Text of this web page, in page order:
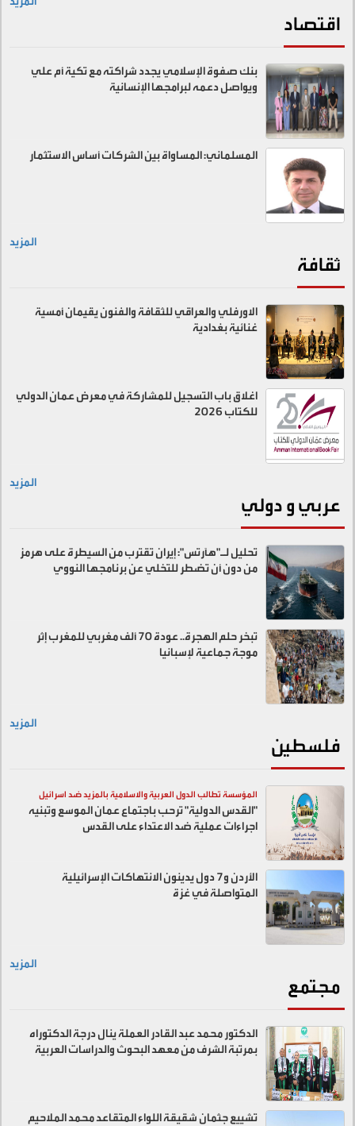
اقتصاد
بنك صفوة الإسلامي يجدد شراكته مع تكية أم علي
ويواصل دعمه لبرامجها الإنسانية
المسلماني: المساواة بين الشركات أساس الاستثمار
المزيد
ثقافة
الاورفلي والعراقي للثقافة والفنون يقيمان أمسية
غنائية بغدادية
اغلاق باب التسجيل للمشاركة في معرض عمان الدولي
للكتاب 2026
المزيد
عربي و دولي
تحليل لـ"هآرتس": إيران تقترب من السيطرة على هرمز
من دون أن تضطر للتخلي عن برنامجها النووي
تبخر حلم الهجرة.. عودة 70 ألف مغربي للمغرب إثر
موجة جماعية لإسبانيا
المزيد
فلسطين
المؤسسة تطالب الدول العربية والاسلامية بالمزيد ضد اسرائيل
"القدس الدولية" ترحب باجتماع عمان الموسع وتبنيه
اجراءات عملية ضد الاعتداء على القدس
الأردن و7 دول يدينون الانتهاكات الإسرائيلية
المتواصلة في غزة
المزيد
مجتمع
الدكتور محمد عبد القادر العملة ينال درجة الدكتوراه
بمرتبة الشرف من معهد البحوث والدراسات العربية
تشييع جثمان شقيقة اللواء المتقاعد محمد الملاحيم